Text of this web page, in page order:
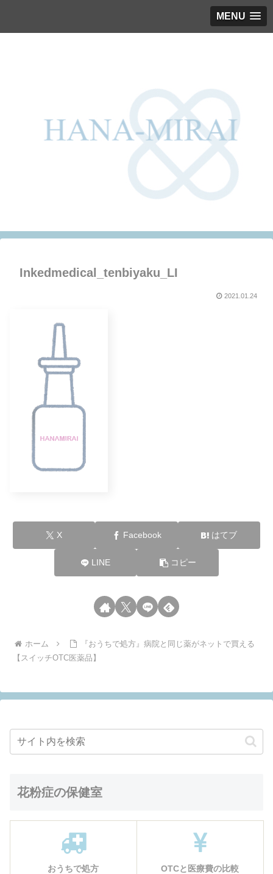
MENU
Inkedmedical_tenbiyaku_LI
2021.01.24
X Facebook はてブ
LINE コピー
ホーム
『おうちで処方』病院と同じ薬がネットで買える
【スイッチOTC医薬品】
花粉症の保健室
おうちで処方 OTCと医療費の比較